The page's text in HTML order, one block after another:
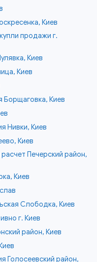
Киев
продажи г.
Киев
Киев
Борщаговка, Киев
Нивки, Киев
Киев
Печерский район,
Киев
Слободка, Киев
г. Киев
район, Киев
Голосеевский район,